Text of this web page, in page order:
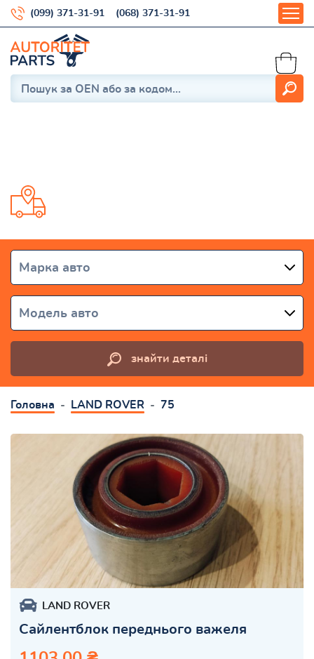
(099) 371-31-91 (068) 371-31-91
Марка авто
Модель авто
знайти деталі
Головна LAND ROVER 75
LAND ROVER
Сайлентблок переднього важеля